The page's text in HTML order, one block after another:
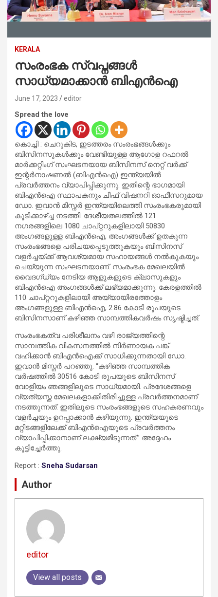
KERALA
സംരംഭക സ്വപ്നങ്ങൾ
സാധ്യമാക്കാൻ ബിഎൻഐ
June 17, 2023 editor
Spread the love
കൊച്ചി : ചെറുകിട, ഇടത്തരം സംരംഭങ്ങൾക്കും
ബിസിനസുകൾക്കും വേണ്ടിയുള്ള ആഗോള റഫറൽ
മാർക്കറ്റിംഗ് സംഘടനയായ ബിസിനസ് നെറ്റ് വർക്ക്
ഇന്റർനാഷണൽ (ബിഎൻഐ) ഇന്ത്യയിൽ
പ്രവർത്തനം വ്യാപിപ്പിക്കുന്നു. ഇതിന്റെ ഭാഗമായി
ബിഎൻഐ സ്ഥാപകനും ചീഫ് വിഷനറി ഓഫീസറുമായ
ഡോ. ഇവാൻ മിസ്നർ ഇന്ത്യയിലെത്തി സംരംഭകരുമായി
കൂടിക്കാഴ്ച്ച നടത്തി. ദേശീയതലത്തിൽ 121
നഗരങ്ങളിലെ 1080 ചാപ്റ്ററുകളിലായി 50830
അംഗങ്ങളുള്ള ബിഎൻഐ, അംഗങ്ങൾക്ക് ഉതകുന്ന
സംരംഭങ്ങളെ പരിചയപ്പെടുത്തുകയും ബിസിനസ്‌
വളർച്ചയ്ക്ക് ആവശ്യമായ സഹായങ്ങൾ നൽകുകയും
ചെയ്യുന്ന സംഘടനയാണ്. സംരംഭക മേഖലയിൽ
വൈദഗ്ധ്യം നേടിയ ആളുകളുടെ ക്ലാസുകളും
ബിഎൻഐ അംഗങ്ങൾക്ക് ലഭ്യമാക്കുന്നു. കേരളത്തിൽ
110 ചാപ്റ്ററുകളിലായി അയ്യായിരത്തോളം
അംഗങ്ങളുള്ള ബിഎൻഐ, 2.86 കോടി രൂപയുടെ
ബിസിനസാണ് കഴിഞ്ഞ സാമ്പത്തികവർഷം സൃഷ്ടിച്ചത്.
സംരംഭകത്വ പരിശീലനം വഴി രാജ്യത്തിന്റെ
സാമ്പത്തിക വികസനത്തിൽ നിർണായക പങ്ക്
വഹിക്കാൻ ബിഎൻഐക്ക് സാധിക്കുന്നതായി ഡോ.
ഇവാൻ മിസ്നർ പറഞ്ഞു. “കഴിഞ്ഞ സാമ്പത്തിക
വർഷത്തിൽ 30516 കോടി രൂപയുടെ ബിസിനസ്‌
വോളിയം ഞങ്ങളിലൂടെ സാധ്യമായി. പ്രദേശങ്ങളെ
വ്യത്യസ്ത മേഖലകളാക്കിതിരിച്ചുള്ള പ്രവർത്തനമാണ്
നടത്തുന്നത്. ഇതിലൂടെ സംരംഭങ്ങളുടെ സഹകരണവും
വളർച്ചയും ഉറപ്പാക്കാൻ കഴിയുന്നു. ഇന്ത്യയുടെ
മറ്റിടങ്ങളിലേക്ക് ബിഎൻഐയുടെ പ്രവർത്തനം
വ്യാപിപ്പിക്കാനാണ് ലക്ഷ്യമിടുന്നത്.” അദ്ദേഹം
കൂട്ടിച്ചേർത്തു.
Report : Sneha Sudarsan
Author
editor
View all posts